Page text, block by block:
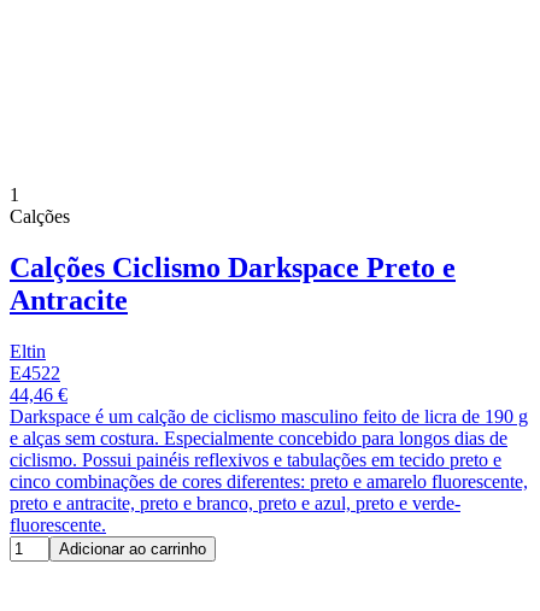
1
Calções
Calções Ciclismo Darkspace Preto e
Antracite
Eltin
E4522
44,46 €
Darkspace é um calção de ciclismo masculino feito de licra de 190 g
e alças sem costura. Especialmente concebido para longos dias de
ciclismo. Possui painéis reflexivos e tabulações em tecido preto e
cinco combinações de cores diferentes: preto e amarelo fluorescente,
preto e antracite, preto e branco, preto e azul, preto e verde-
fluorescente.
Adicionar ao carrinho